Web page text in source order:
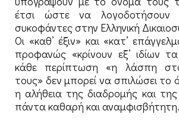
έτσι ώστε να λογοδοτήσουν
συκοφάντες στην Ελληνική
Οι «καθ’ έξιν» και «κατ’
προφανώς «κρίνουν εξ’ ιδίων
κάθε περίπτωση «η λάσπη
τους» δεν μπορεί να σπιλώσει το
η αλήθεια της διαδρομής και
πάντα καθαρή και αναμφισβήτητη.